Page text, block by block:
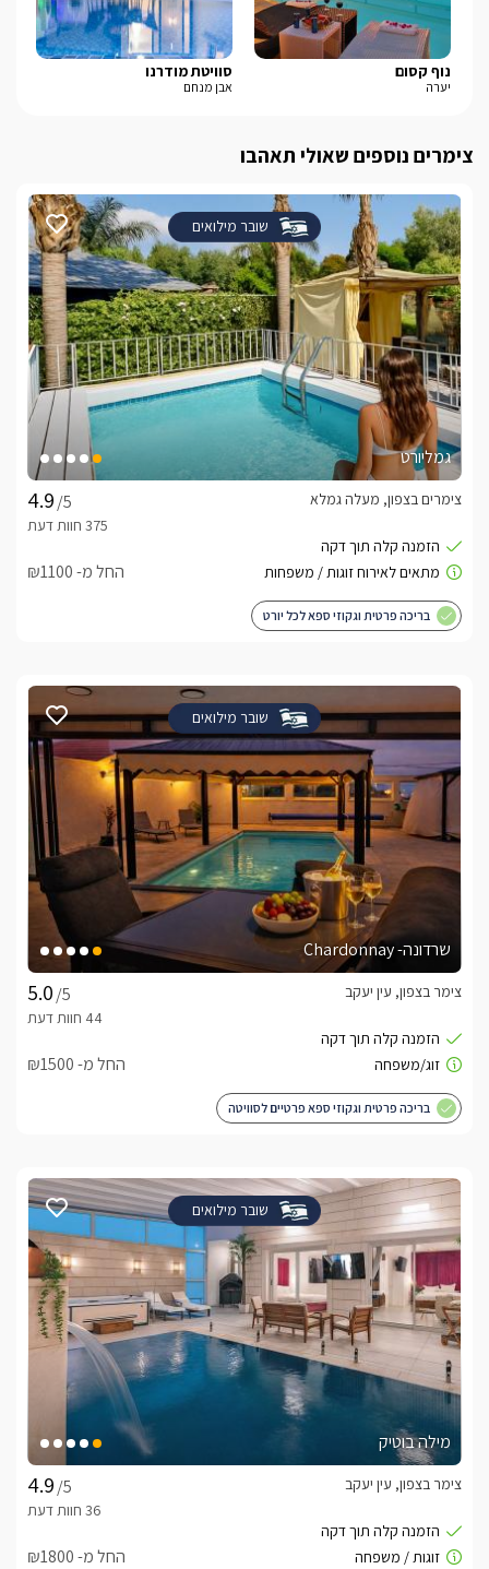
נוף קסום
יערה
סוויטת מודרנו
אבן מנחם
צימרים נוספים שאולי תאהבו
שובר מילואים
גמליורט
/5
צימרים בצפון, מעלה גמלא
החל מ- ₪1100
בריכה פרטית וגקוזי ספא לכל יורט
שובר מילואים
שרדונה- Chardonnay
/5
צימר בצפון, עין יעקב
החל מ- ₪1500
בריכה פרטית וגקוזי ספא פרטיים לסוויטה
שובר מילואים
מילה בוטיק
/5
צימר בצפון, עין יעקב
החל מ- ₪1800